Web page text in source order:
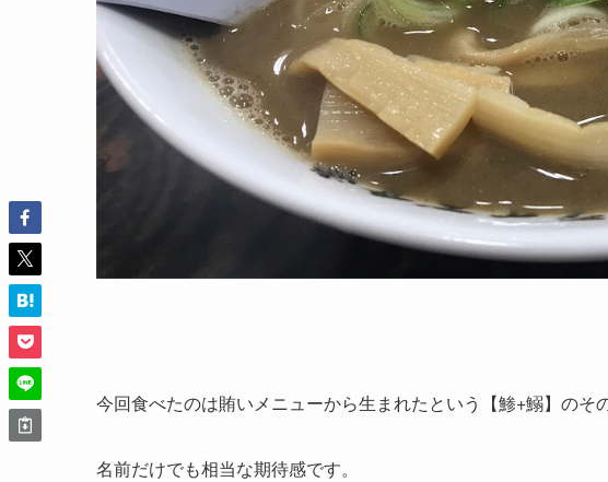
今回食べたのは賄いメニューから生まれたという【鯵+鰯】のそ
名前だけでも相当な期待感です。